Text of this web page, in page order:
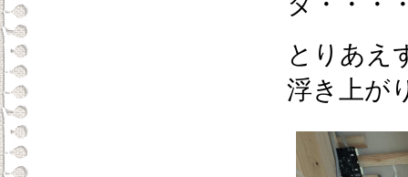
とりあえ
浮き上が